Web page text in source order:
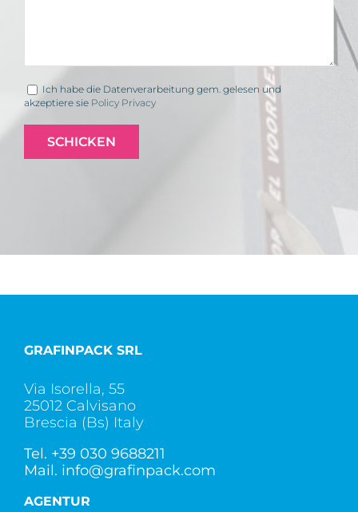
Ich habe die Datenverarbeitung gem. gelesen und
akzeptiere sie Policy Privacy
GRAFINPACK SRL
Via Isorella, 55
25012 Calvisano
Brescia (Bs) Italy
Tel. +39 030 9688211
Mail. info@grafinpack.com
AGENTUR